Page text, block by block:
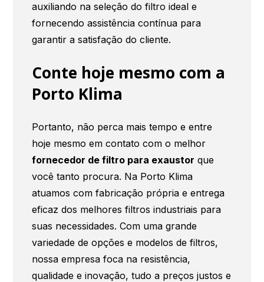
auxiliando na seleção do filtro ideal e
fornecendo assistência contínua para
garantir a satisfação do cliente.
Conte hoje mesmo com a
Porto Klima
Portanto, não perca mais tempo e entre
hoje mesmo em contato com o melhor
fornecedor de filtro para exaustor que
você tanto procura. Na Porto Klima
atuamos com fabricação própria e entrega
eficaz dos melhores filtros industriais para
suas necessidades. Com uma grande
variedade de opções e modelos de filtros,
nossa empresa foca na resistência,
qualidade e inovação, tudo a preços justos e